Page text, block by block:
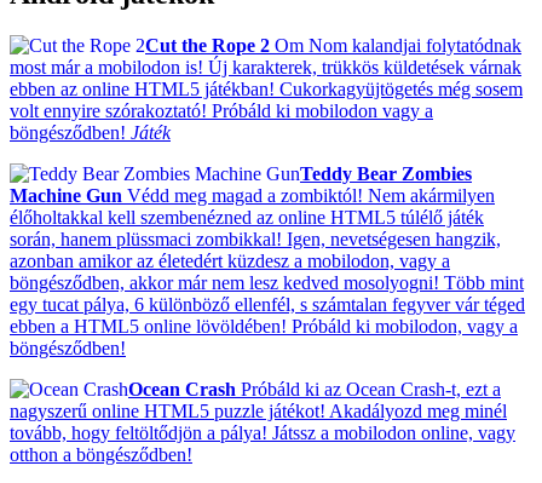
Cut the Rope 2 Om Nom kalandjai folytatódnak
most már a mobilodon is! Új karakterek, trükkös küldetések várnak
ebben az online HTML5 játékban! Cukorkagyüjtögetés még sosem
volt ennyire szórakoztató! Próbáld ki mobilodon vagy a
böngésződben! Játék
Teddy Bear Zombies
Machine Gun Védd meg magad a zombiktól! Nem akármilyen
élőholtakkal kell szembenézned az online HTML5 túlélő játék
során, hanem plüssmaci zombikkal! Igen, nevetségesen hangzik,
azonban amikor az életedért küzdesz a mobilodon, vagy a
böngésződben, akkor már nem lesz kedved mosolyogni! Több mint
egy tucat pálya, 6 különböző ellenfél, s számtalan fegyver vár téged
ebben a HTML5 online lövöldében! Próbáld ki mobilodon, vagy a
böngésződben!
Ocean Crash Próbáld ki az Ocean Crash-t, ezt a
nagyszerű online HTML5 puzzle játékot! Akadályozd meg minél
tovább, hogy feltöltődjön a pálya! Játssz a mobilodon online, vagy
otthon a böngésződben!